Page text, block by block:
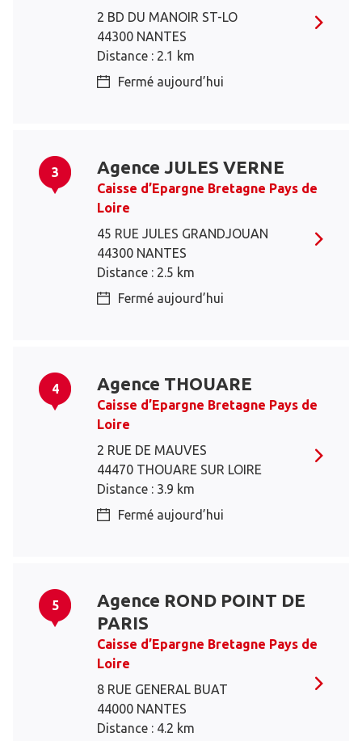
2 BD DU MANOIR ST-LO
44300 NANTES
Distance : 2.1 km
Fermé aujourd’hui
3 Agence JULES VERNE
Caisse d’Epargne Bretagne Pays de
Loire
45 RUE JULES GRANDJOUAN
44300 NANTES
Distance : 2.5 km
Fermé aujourd’hui
4 Agence THOUARE
Caisse d’Epargne Bretagne Pays de
Loire
2 RUE DE MAUVES
44470 THOUARE SUR LOIRE
Distance : 3.9 km
Fermé aujourd’hui
5
Agence ROND POINT DE
PARIS
Caisse d’Epargne Bretagne Pays de
Loire
8 RUE GENERAL BUAT
44000 NANTES
Distance : 4.2 km